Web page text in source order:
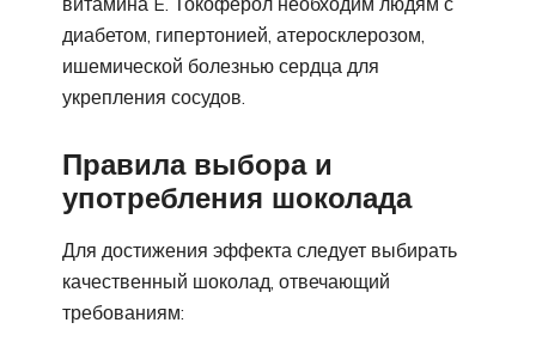
диабетом, гипертонией, атеросклерозом,
ишемической болезнью сердца для
укрепления сосудов.
Правила выбора и
употребления шоколада
Для достижения эффекта следует выбирать
качественный шоколад, отвечающий
требованиям: